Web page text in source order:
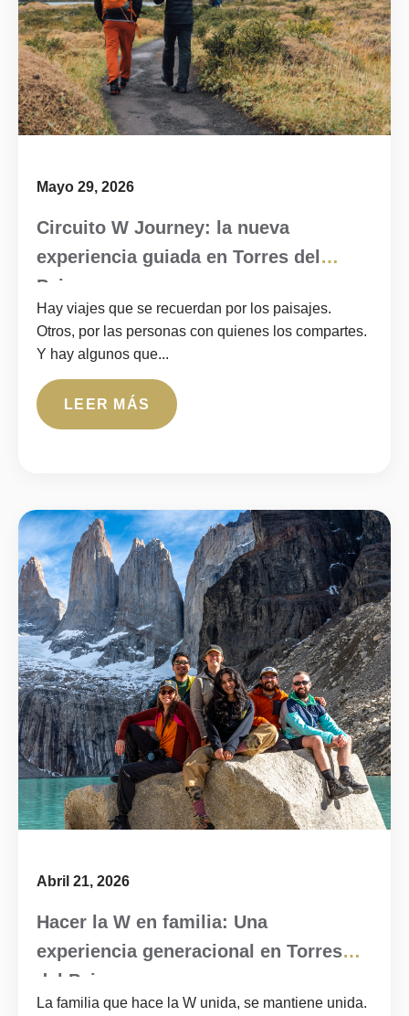
Mayo 29, 2026
Circuito W Journey: la nueva
experiencia guiada en Torres del
Paine
Hay viajes que se recuerdan por los paisajes.
Otros, por las personas con quienes los compartes.
Y hay algunos que...
LEER MÁS
Abril 21, 2026
Hacer la W en familia: Una
experiencia generacional en Torres
del Paine
La familia que hace la W unida, se mantiene unida.